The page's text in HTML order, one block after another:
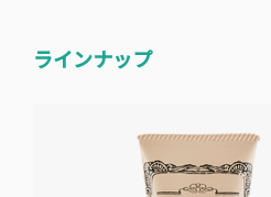
ラインナップ